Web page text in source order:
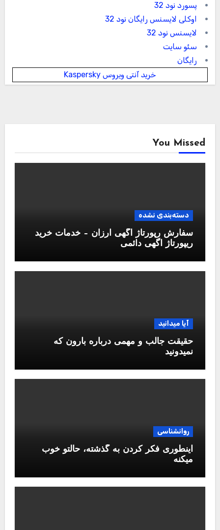
پسورد نود 32
اوکلی لایسنس رایگان نود 32
لایسنس نود 32
سئو سایت
رایگان
خرید آنتی ویروس Kaspersky
You Missed
دسته‌بندی نشده
سفارش رپورتاژ آگهی ارزان – خدمات خرید
ریپورتاژ اگهی دائمی
آیا میدانید
حقیقت جالب و مهمی درباره بارون که
نمیدونید
روانشناسی
اینطوری فکر کردن به گذشته، حالتو خوب
میکنه